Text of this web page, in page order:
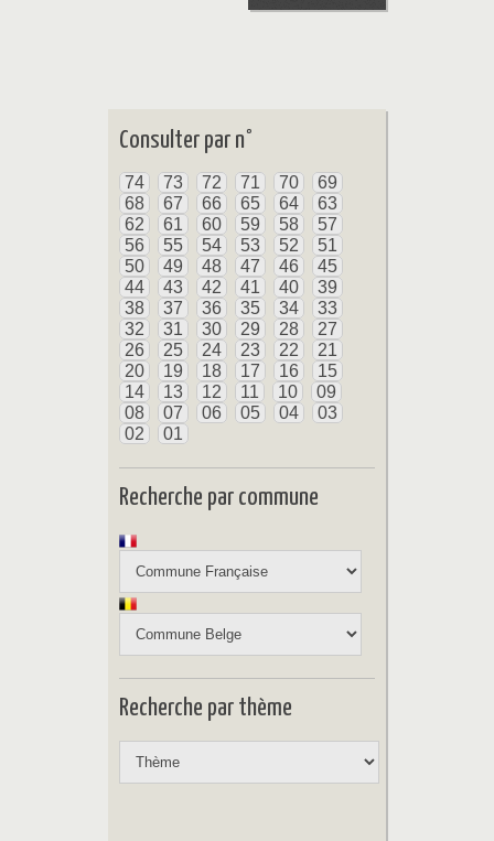
Consulter par n°
74 73 72 71 70
69
68
67 66 65 64
63
62
61 60 59 58
57
56
55 54 53 52
51
50
49 48 47 46
45
44
43 42 41 40
39
38
37 36 35 34
33
32
31 30 29 28
27
26
25 24 23 22
21
20
19 18 17 16
15
14
13 12 11 10
09
08
07 06 05 04
03
02
01
Recherche par commune
Recherche par thème